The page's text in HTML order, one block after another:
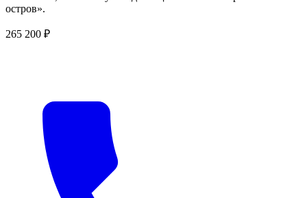
остров».
265 200 ₽